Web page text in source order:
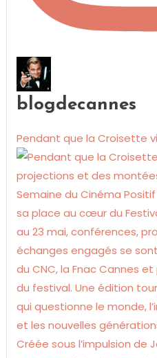
blogdecannes
Pendant que la Croisette